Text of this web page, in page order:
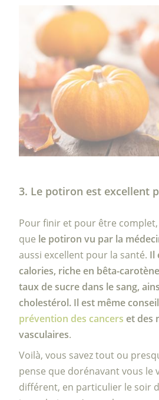
3. Le potiron est excellent
Pour finir et pour être
que le potiron vu par la
aussi excellent pour la santé. Il
calories, riche en bêta-
taux de sucre dans le sang,
cholestérol. Il est même
prévention des cancers et des
vasculaires.
Voilà, vous savez tout ou
pense que dorénavant vous le
différent, en particulier le soir